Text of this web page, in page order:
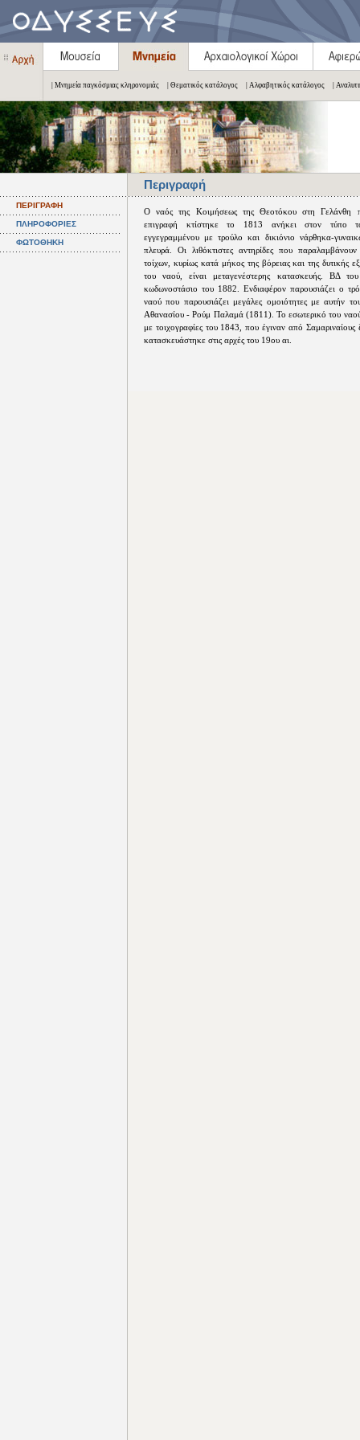
| Μνημεία παγκόσμιας κληρονομιάς | Θεματικός κατάλογος | Αλφαβητικός κατάλογος |
Περιγραφή
ΠΕΡΙΓΡΑΦΗ
ΠΛΗΡΟΦΟΡΙΕΣ
ΦΩΤΟΘΗΚΗ
Ο ναός της Κοιμήσεως της Θεοτόκου στη Γελάνθη
επιγραφή κτίστηκε το 1813 ανήκει στον τύπο
εγγεγραμμένου με τρούλο και δικιόνιο νάρθηκα-
πλευρά. Οι λιθόκτιστες αντηρίδες που
τοίχων, κυρίως κατά μήκος της βόρειας και της δυτικής
του ναού, είναι μεταγενέστερης κατασκευής. ΒΔ
κωδωνοστάσιο του 1882. Ενδιαφέρον παρουσιάζει ο
ναού που παρουσιάζει μεγάλες ομοιότητες με αυτήν
Αθανασίου - Ρούμ Παλαμά (1811). Το εσωτερικό του ναού
με τοιχογραφίες του 1843, που έγιναν από
κατασκευάστηκε στις αρχές του 19ου αι.